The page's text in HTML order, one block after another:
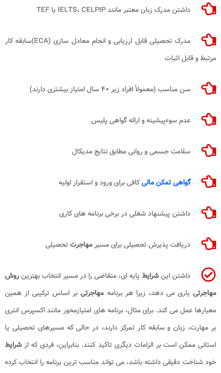
داشتن مدرک زبان معتبر مانند IELTS، CELPIP یا TEF
مدرک تحصیلی قابل ارزیابی و انجام معادل سازی (ECA)سابقه کار
مرتبط و قابل اثبات
سن مناسب (معمولاً افراد زیر ۴۰ سال امتیاز بیشتری دارند)
عدم سوءپیشینه و ارائه گواهی پلیس
سلامت جسمی و روانی مطابق نتایج مدیکال
گواهی تمکن مالیکافی برای ورود و استقرار اولیه
داشتن پیشنهاد شغلی در برخی برنامه های کاری
دریافت پذیرش تحصیلی برای مسیرمهاجرت تحصیلی
داشتن اینشرایط پایه ای، متقاضی را در مسیر انتخاب بهترینروش
مهاجرتی یاری می دهد، زیرا هر برنامه مهاجرتی بر اساس ترکیبی از همین
معیارها عمل می کند. برای مثال، برنامه های امتیازمحور مانند اکسپرس انتری
بر مهارت، زبان و سابقه کار تمرکز دارند، در حالی که مسیرهای تحصیلی یا
استانی ممکن است بر الزامات دیگری تاکید کنند. بنابراین، فردی که از شرایط
خود شناخت دقیقی داشته باشد، می تواند مناسب ترین برنامه را انتخاب کرده